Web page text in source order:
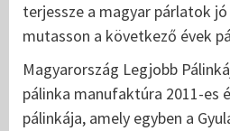
terjessze a magyar párlatok
mutasson a következő évek
Magyarország Legjobb
pálinka manufaktúra 2011-es
pálinkája, amely egyben a